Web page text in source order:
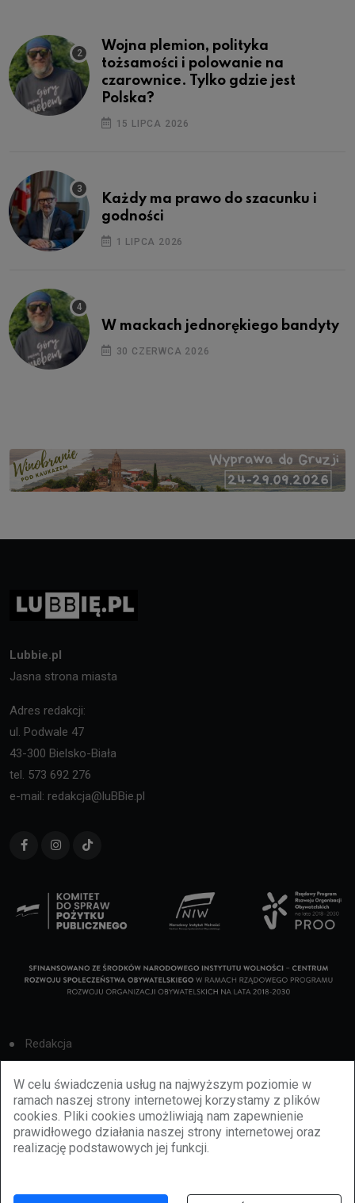
W celu świadczenia usług na najwyższym poziomie w
ramach naszej strony internetowej korzystamy z plików
cookies. Pliki cookies umożliwiają nam zapewnienie
prawidłowego działania naszej strony internetowej oraz
realizację podstawowych jej funkcji.
Wojna plemion, polityka
tożsamości i polowanie na
czarownice. Tylko gdzie jest
Polska?
15 LIPCA 2026
Każdy ma prawo do szacunku i
godności
1 LIPCA 2026
W mackach jednorękiego bandyty
30 CZERWCA 2026
Lubbie.pl
Jasna strona miasta
Adres redakcji:
ul. Podwale 47
43-300 Bielsko-Biała
tel. 573 692 276
e-mail: redakcja@luBBie.pl
Redakcja
Cookies
Reklama
BBiletomania